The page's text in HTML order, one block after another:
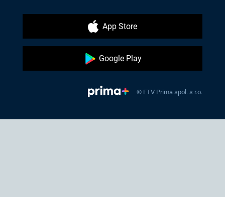
App Store
Google Play
© FTV Prima spol. s r.o.